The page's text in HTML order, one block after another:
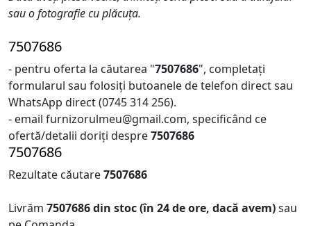
sau o fotografie cu plăcuța.
7507686
- pentru oferta la căutarea "7507686", completați
formularul sau folosiți butoanele de telefon direct sau
WhatsApp direct (0745 314 256).
- email furnizorulmeu@gmail.com, specificând ce
ofertă/detalii doriți despre7507686
7507686
Rezultate căutare7507686
Livrăm 7507686din stoc (în 24 de ore, dacă avem)sau